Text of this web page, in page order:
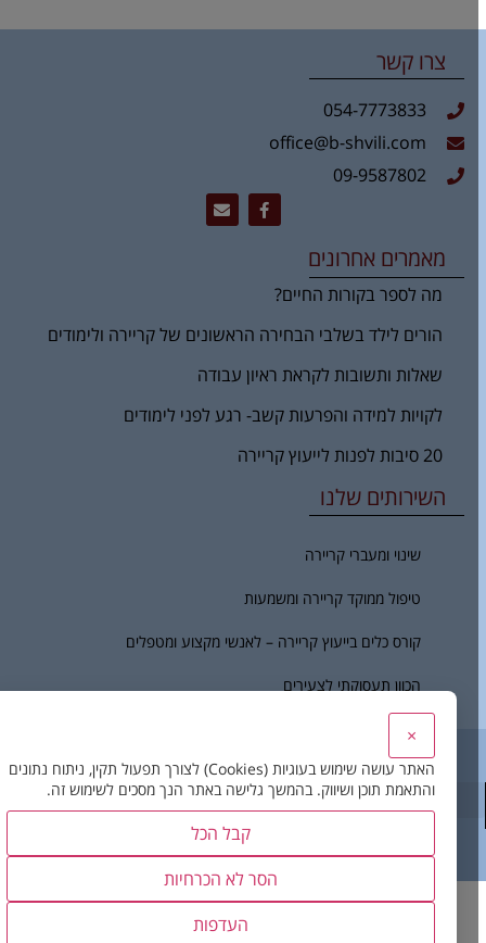
צרו קשר
054-7773833
office@b-shvili.com
09-9587802
מאמרים אחרונים
מה לספר בקורות החיים?
הורים לילד בשלבי הבחירה הראשונים של קריירה ולימודים
שאלות ותשובות לקראת ראיון עבודה
לקויות למידה והפרעות קשב- רגע לפני לימודים
20 סיבות לפנות לייעוץ קריירה
השירותים שלנו
שינוי ומעברי קריירה
טיפול ממוקד קריירה ומשמעות
קורס כלים בייעוץ קריירה – לאנשי מקצוע ומטפלים
הכוון תעסוקתי לצעירים
לכל אדם יש שביל – הבית לפיתוח האדם והקריירה.
בניית אתר– דיביין
×
האתר עושה שימוש בעוגיות (Cookies) לצורך תפעול תקין, ניתוח נתונים
והתאמת תוכן ושיווק. בהמשך גלישה באתר הנך מסכים לשימוש זה.
קבל הכל
הסר לא הכרחיות
העדפות